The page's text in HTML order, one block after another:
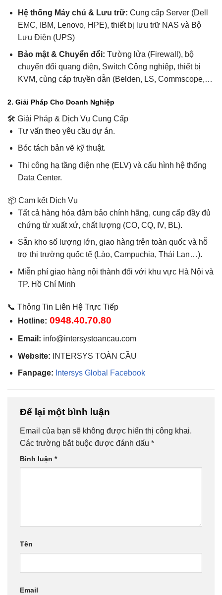
Hệ thống Máy chủ & Lưu trữ: Cung cấp Server (Dell
EMC, IBM, Lenovo, HPE), thiết bị lưu trữ NAS và Bộ
Lưu Điện (UPS)
Bảo mật & Chuyển đổi: Tường lửa (Firewall), bộ
chuyển đổi quang điện, Switch Công nghiệp, thiết bị
KVM, cùng cáp truyền dẫn (Belden, LS, Commscope,…
2. Giải Pháp Cho Doanh Nghiệp
🛠️ Giải Pháp & Dịch Vụ Cung Cấp
Tư vấn theo yêu cầu dự án.
Bóc tách bản vẽ kỹ thuật.
Thi công hạ tầng điện nhẹ (ELV) và cấu hình hệ thống
Data Center.
📦 Cam kết Dịch Vụ
Tất cả hàng hóa đảm bảo chính hãng, cung cấp đầy đủ
chứng từ xuất xứ, chất lượng (CO, CQ, IV, BL).
Sẵn kho số lượng lớn, giao hàng trên toàn quốc và hỗ
trợ thị trường quốc tế (Lào, Campuchia, Thái Lan…).
Miễn phí giao hàng nội thành đối với khu vực Hà Nội và
TP. Hồ Chí Minh
📞 Thông Tin Liên Hệ Trực Tiếp
Hotline: 0948.40.70.80
Email: info@intersystoancau.com
Website: INTERSYS TOÀN CẦU
Fanpage: Intersys Global Facebook
Để lại một bình luận
Email của bạn sẽ không được hiển thị công khai.
Các trường bắt buộc được đánh dấu *
Bình luận *
Tên
Email